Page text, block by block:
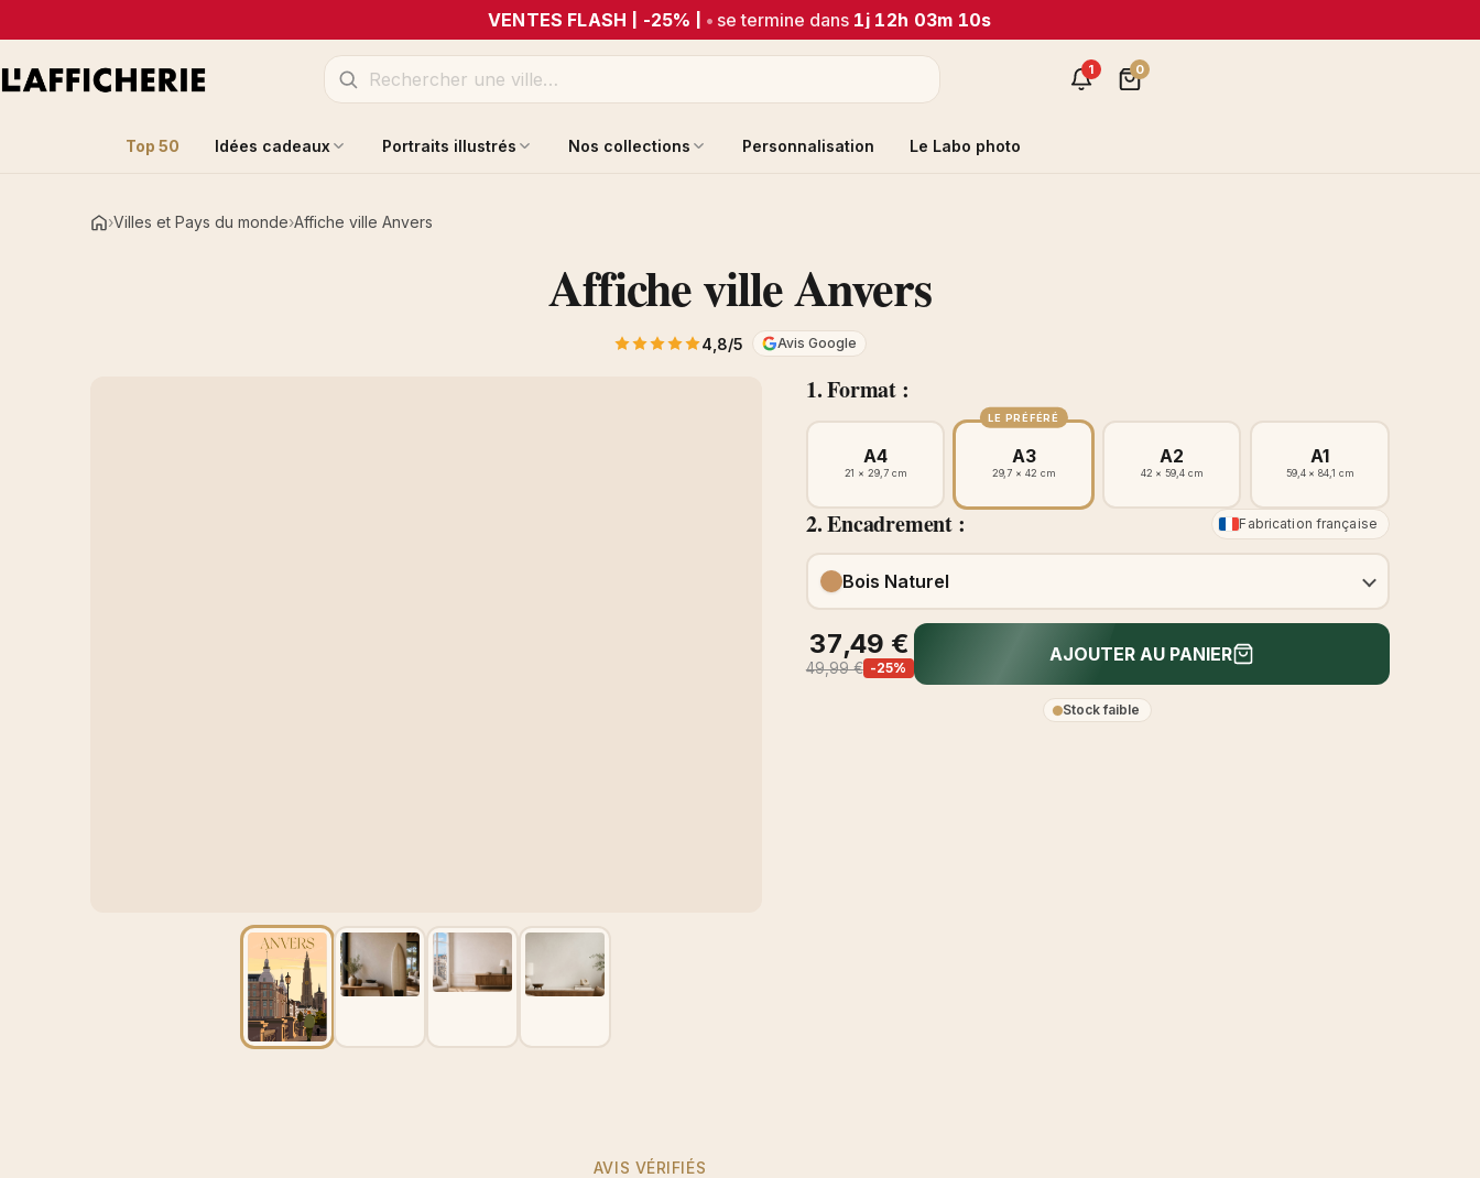
VENTES FLASH | -25% | • se termine dans 1j 12h 03m 10s
1 0
Top 50 Idées cadeaux Portraits illustrés Nos collections Personnalisation Le Labo photo
Accueil
Villes et Pays du monde Affiche ville Anvers
Affiche ville Anvers
4,8/5 Avis Google
1. Format :
A4
21 × 29,7 cm
LE PRÉFÉRÉ
A3
29,7 × 42 cm
A2
42 × 59,4 cm
A1
59,4 × 84,1 cm
2. Encadrement : Fabrication française
Bois Naturel
37,49 €
49,99 € -25%
AJOUTER AU PANIER
Stock faible
AVIS VÉRIFIÉS